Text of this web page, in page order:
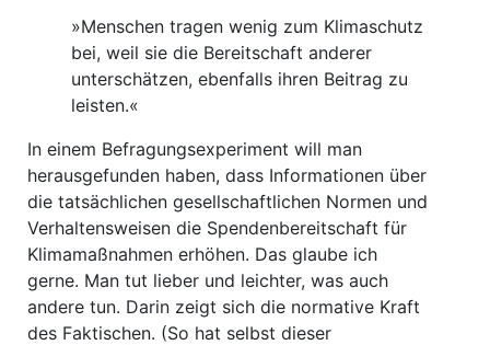
»Menschen tragen wenig zum Klimaschutz
bei, weil sie die Bereitschaft anderer
unterschätzen, ebenfalls ihren Beitrag zu
leisten.«
In einem Befragungsexperiment will man
herausgefunden haben, dass Informationen über
die tatsächlichen gesellschaftlichen Normen und
Verhaltensweisen die Spendenbereitschaft für
Klimamaßnahmen erhöhen. Das glaube ich
gerne. Man tut lieber und leichter, was auch
andere tun. Darin zeigt sich die normative Kraft
des Faktischen. (So hat selbst dieser